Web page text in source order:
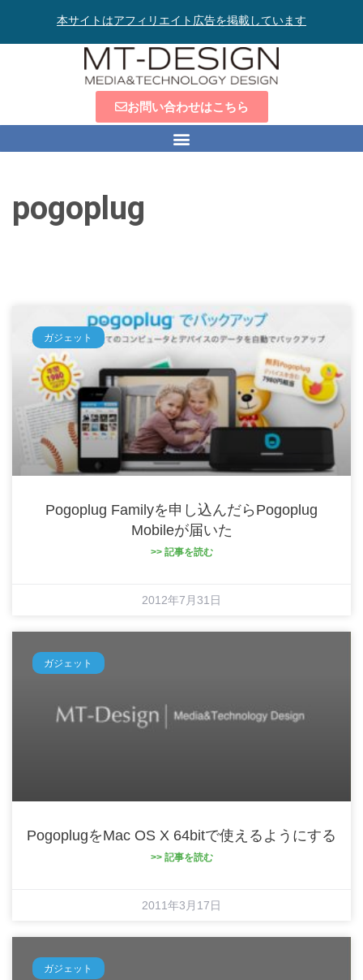
本サイトはアフィリエイト広告を掲載しています
お問い合わせはこちら
pogoplug
ガジェット
Pogoplug Familyを申し込んだらPogoplug
Mobileが届いた
>> 記事を読む
2012年7月31日
ガジェット
PogoplugをMac OS X 64bitで使えるようにする
>> 記事を読む
2011年3月17日
ガジェット